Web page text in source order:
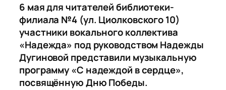
6 мая для читателей библиотеки-
филиала №4 (ул. Циолковского 10)
участники вокального коллектива
«Надежда» под руководством Надежды
Дугиновой представили музыкальную
программу «С надеждой в сердце»,
посвящённую Дню Победы.